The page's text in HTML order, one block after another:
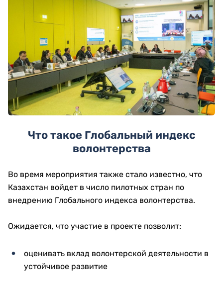
Что такое Глобальный индекс
волонтерства
Во время мероприятия также стало известно, что
Казахстан войдет в число пилотных стран по
внедрению Глобального индекса волонтерства.
Ожидается, что участие в проекте позволит:
оценивать вклад волонтерской деятельности в
устойчивое развитие